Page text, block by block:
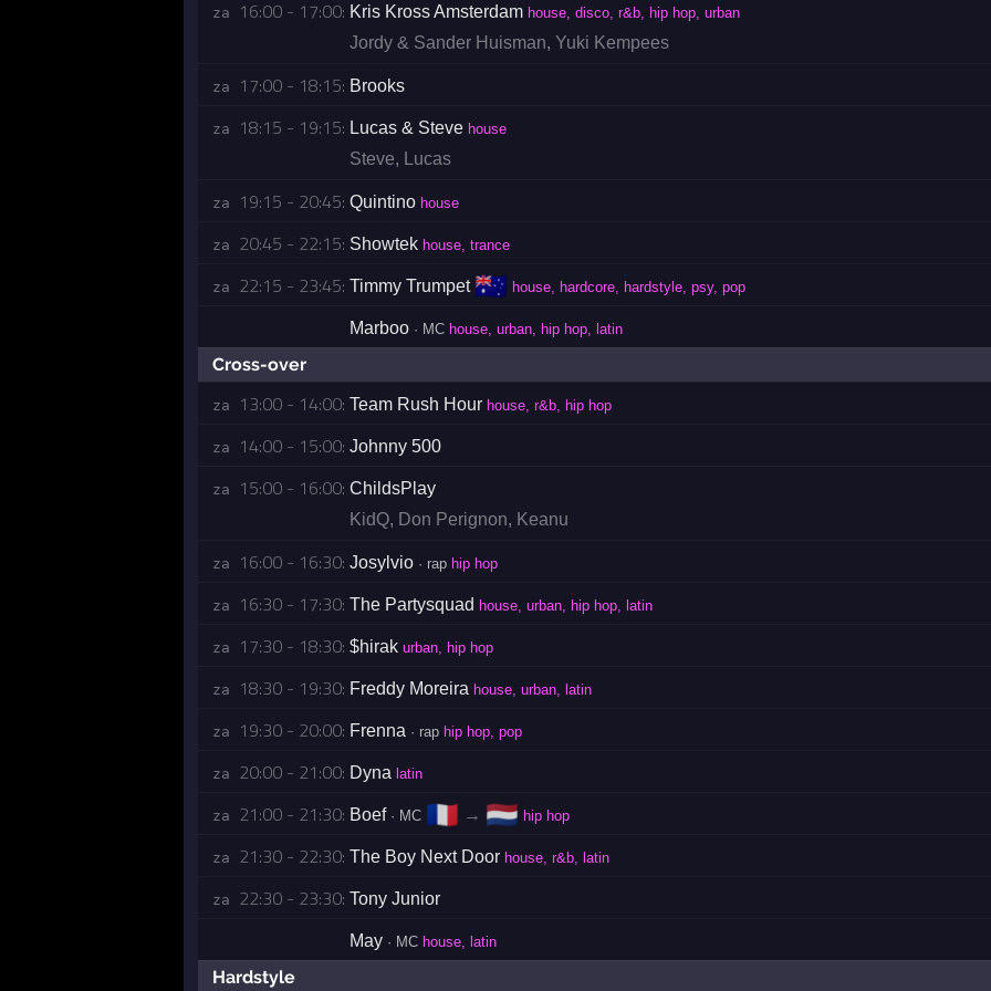
za 16:00 - 17:00: Kris Kross Amsterdam house, disco, r&b, hip hop, urban
Jordy & Sander Huisman, Yuki Kempees
za 17:00 - 18:15: Brooks
za 18:15 - 19:15: Lucas & Steve house
Steve, Lucas
za 19:15 - 20:45: Quintino house
za 20:45 - 22:15: Showtek house, trance
za 22:15 - 23:45: Timmy Trumpet 🇦🇺 house, hardcore, hardstyle, psy, pop
Marboo· MC house, urban, hip hop, latin
Cross-over
za 13:00 - 14:00: Team Rush Hour house, r&b, hip hop
za 14:00 - 15:00: Johnny 500
za 15:00 - 16:00: ChildsPlay
KidQ, Don Perignon, Keanu
za 16:00 - 16:30: Josylvio· rap hip hop
za 16:30 - 17:30: The Partysquad house, urban, hip hop, latin
za 17:30 - 18:30: $hirak urban, hip hop
za 18:30 - 19:30: Freddy Moreira house, urban, latin
za 19:30 - 20:00: Frenna · rap hip hop, pop
za 20:00 - 21:00: Dyna latin
za 21:00 - 21:30: Boef· MC 🇫🇷 → 🇳🇱 hip hop
za 21:30 - 22:30: The Boy Next Door house, r&b, latin
za 22:30 - 23:30: Tony Junior
May· MC house, latin
Hardstyle